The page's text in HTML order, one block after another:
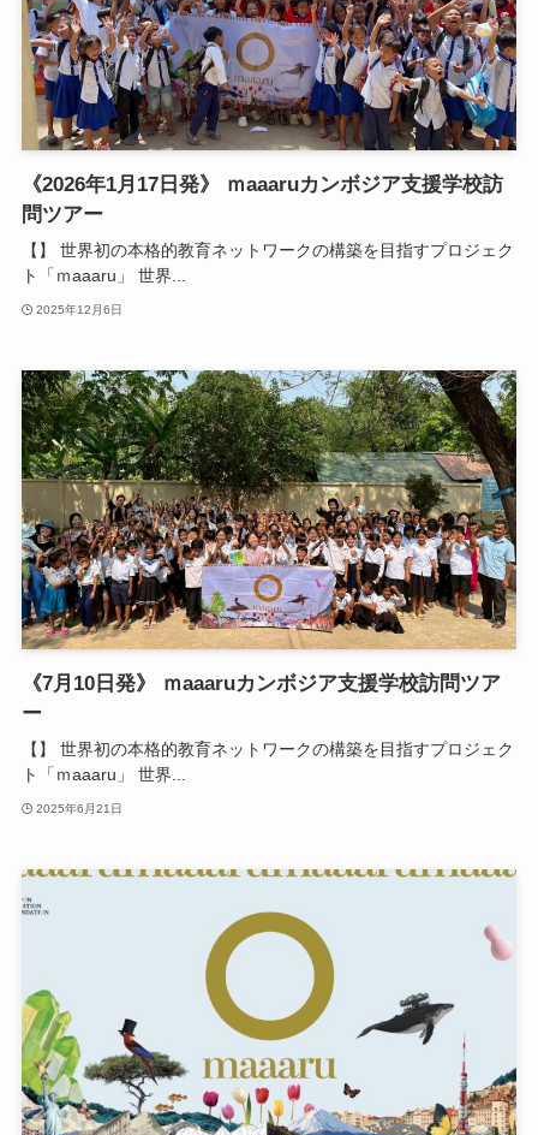
《2026年1月17日発》 ｍaaaruカンボジア支援学校訪
問ツアー
【】 世界初の本格的教育ネットワークの構築を目指すプロジェク
ト「ｍaaaru」 世界...
2025年12月6日
《7月10日発》 ｍaaaruカンボジア支援学校訪問ツア
ー
【】 世界初の本格的教育ネットワークの構築を目指すプロジェク
ト「ｍaaaru」 世界...
2025年6月21日